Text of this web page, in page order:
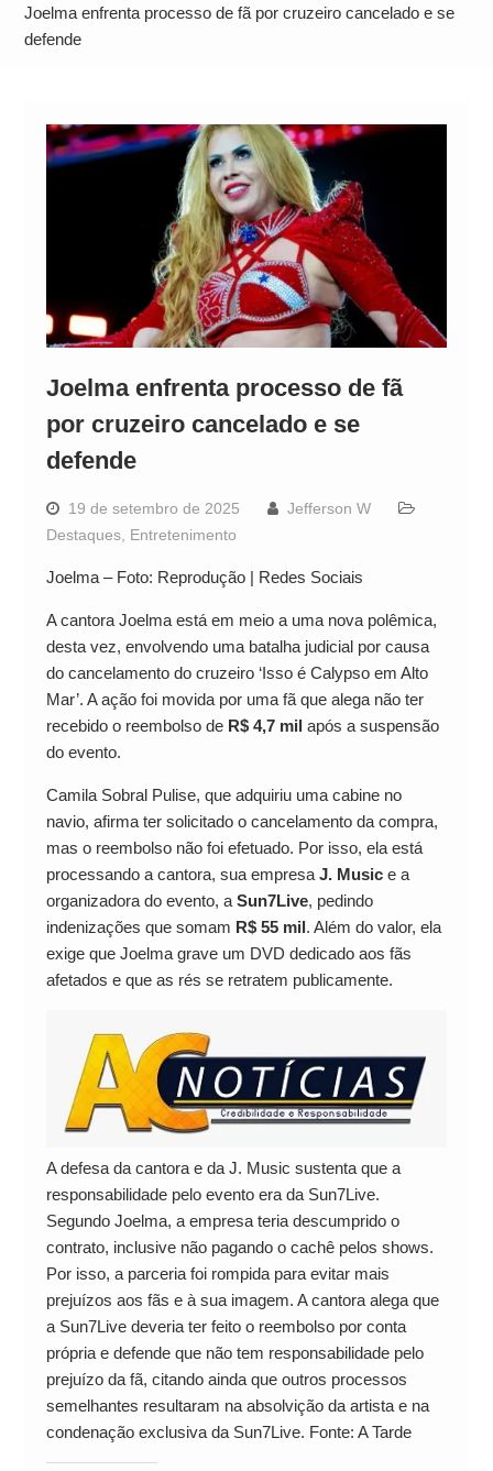
Alto
Joelma enfrenta processo de fã por cruzeiro cancelado e se
defende
Joelma enfrenta processo de fã
por cruzeiro cancelado e se
defende
19 de setembro de 2025
Jefferson W
Destaques, Entretenimento
Joelma – Foto: Reprodução | Redes Sociais
A cantora Joelma está em meio a uma nova polêmica,
desta vez, envolvendo uma batalha judicial por causa
do cancelamento do cruzeiro ‘Isso é Calypso em Alto
Mar’. A ação foi movida por uma fã que alega não ter
recebido o reembolso de R$ 4,7 mil após a suspensão
do evento.
Camila Sobral Pulise, que adquiriu uma cabine no
navio, afirma ter solicitado o cancelamento da compra,
mas o reembolso não foi efetuado. Por isso, ela está
processando a cantora, sua empresa J. Musice a
organizadora do evento, a Sun7Live, pedindo
indenizações que somam R$ 55 mil. Além do valor, ela
exige que Joelma grave um DVD dedicado aos fãs
afetados e que as rés se retratem publicamente.
A defesa da cantora e da J. Music sustenta que a
responsabilidade pelo evento era da Sun7Live.
Segundo Joelma, a empresa teria descumprido o
contrato, inclusive não pagando o cachê pelos shows.
Por isso, a parceria foi rompida para evitar mais
prejuízos aos fãs e à sua imagem. A cantora alega que
a Sun7Live deveria ter feito o reembolso por conta
própria e defende que não tem responsabilidade pelo
prejuízo da fã, citando ainda que outros processos
semelhantes resultaram na absolvição da artista e na
condenação exclusiva da Sun7Live. Fonte: A Tarde